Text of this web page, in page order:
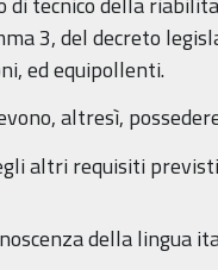
3, del decreto
ed equipollenti.
altresì,
altri requisiti
della lingua